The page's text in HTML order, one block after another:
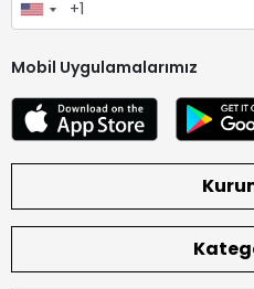
Mobil Uygulamalarımız